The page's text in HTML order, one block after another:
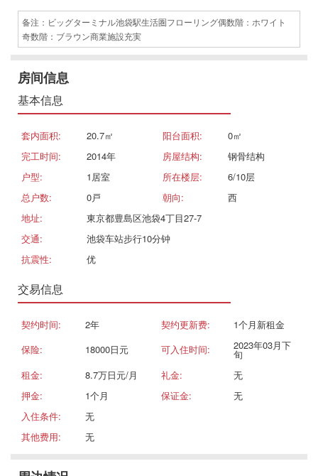
备注：ビッグターミナル池袋駅生活圏フローリング偶数階：ホワイト
奇数階：ブラウン商業施設充実
房间信息
基本信息
套内面积: 20.7㎡ 阳台面积:
0㎡
完工时间:
2014年 房屋结构:
钢骨结构
户型:
1居室 所在楼层:
6/10层
总户数:
0戸 朝向:
西
地址:
東京都豊島区池袋4丁目27-7
交通:
池袋车站步行10分钟
抗震性:
优
交易信息
契约时间: 2年 契约更新费:
1个月新租金
保险:
18000日元 可入住时间: 2023年03月下
旬
租金:
8.7万日元/月 礼金:
无
押金:
1个月 保证金:
无
入住条件:
无
其他费用:
无